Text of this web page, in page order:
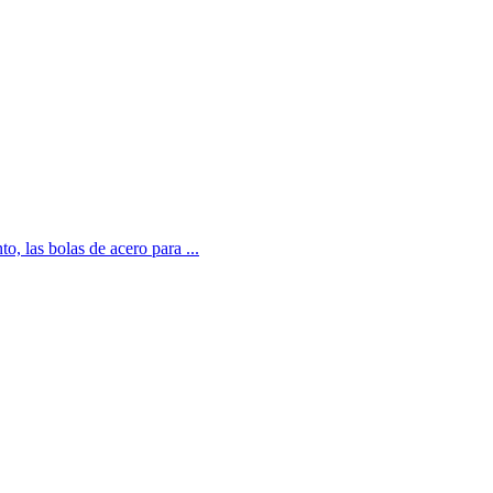
las bolas de acero para ...